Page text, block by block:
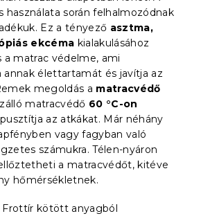
használata során felhalmozódnak
Ez a tényező asztma,
ekcéma kialakulásához
matrac védelme, ami
élettartamát és javítja az
megoldás a matracvédő
matracvédő 60 °C-on
az atkákat. Már néhány
vagy fagyban való
számukra. Télen-nyáron
a matracvédőt, kitéve
hőmérsékletnek.
Frottír kötött anyagból